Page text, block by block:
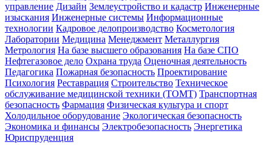
управление Дизайн Землеустройство и кадастр Инженерные
изыскания Инженерные системы Информационные
технологии Кадровое делопроизводство Косметология
Лаборатории Медицина Менеджмент Металлургия
Метрология На базе высшего образования На базе СПО
Нефтегазовое дело Охрана труда Оценочная деятельность
Педагогика Пожарная безопасность Проектирование
Психология Реставрация Строительство Техническое
обслуживание медицинской техники (ТОМТ) Транспортная
безопасность Фармация Физическая культура и спорт
Холодильное оборудование Экологическая безопасность
Экономика и финансы Электробезопасность Энергетика
Юриспруденция